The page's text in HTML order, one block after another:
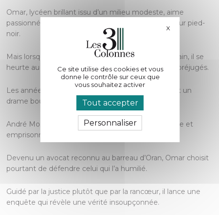
Omar, lycéen brillant issu d’un milieu modeste, aime
passionnément Véronique, fille d’un riche promoteur pied-
noir.
Mais lorsque le jeune homme ose demander sa main, il se
heurte au rejet violent d’un père prisonnier de ses préjugés.
Les années passent, les destins se transforment, et un
drame bouleverse tout :
André Morel est accusé du meurtre de sa maîtresse et
emprisonné.
Devenu un avocat reconnu au barreau d’Oran, Omar choisit
pourtant de défendre celui qui l’a humilié.
Guidé par la justice plutôt que par la rancœur, il lance une
enquête qui révèle une vérité insoupçonnée.
Ce site utilise des cookies et vous
donne le contrôle sur ceux que
vous souhaitez activer
Tout accepter
Personnaliser
XMasquer le